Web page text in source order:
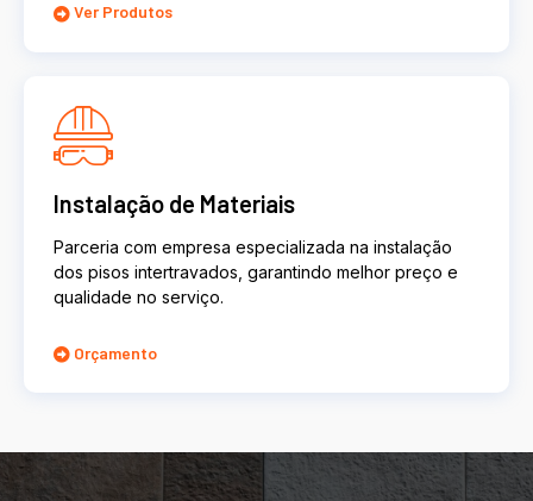
Ver Produtos
Instalação de Materiais
Parceria com empresa especializada na instalação
dos pisos intertravados, garantindo melhor preço e
qualidade no serviço.
Orçamento